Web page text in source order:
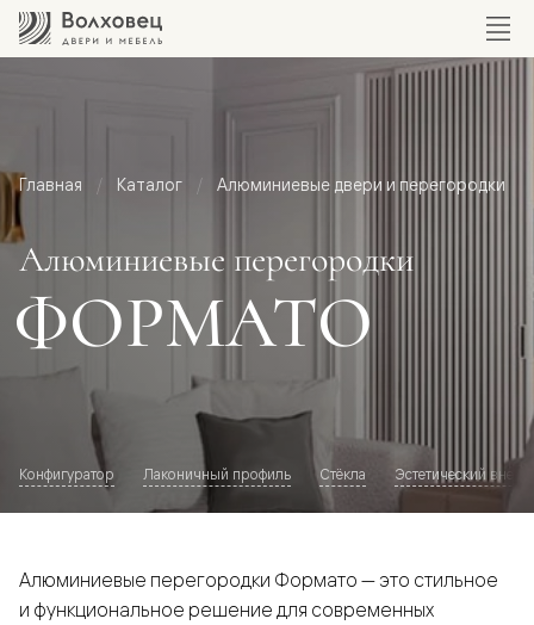
Главная Каталог Алюминиевые двери и перегородки
Алюминиевые перегородки
ФОРМАТО
Конфигуратор Лаконичный профиль Стёкла Эстетический
Алюминиевые перегородки Формато — это стильное
и функциональное решение для современных